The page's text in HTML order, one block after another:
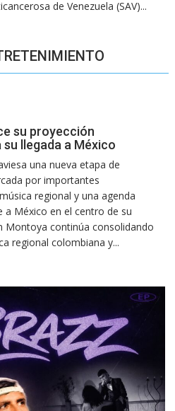
de Venezuela (SAV)...
su proyección
llegada a México
una nueva etapa de
por importantes
regional y una agenda
a México en el centro de su
Montoya continúa consolidando
regional colombiana y...